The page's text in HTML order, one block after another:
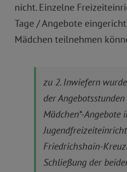
nicht. Einzelne
Tage / Angebote
Mädchen teilnehmen
zu 2. Inwiefern
der
Mädchen*-Angebote
Friedrichshain-
Schließung der